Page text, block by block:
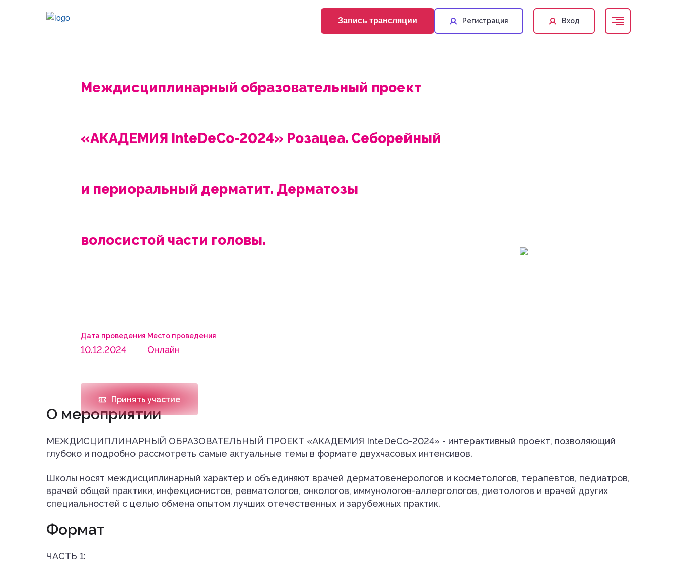
Запись трансляции Регистрация Вход
Междисциплинарный образовательный проект
«АКАДЕМИЯ InteDeCo-2024» Розацеа. Себорейный
и периоральный дерматит. Дерматозы
волосистой части головы.
Дата проведения
10.12.2024
Место проведения
Онлайн
Принять участие
О мероприятии
МЕЖДИСЦИПЛИНАРНЫЙ ОБРАЗОВАТЕЛЬНЫЙ ПРОЕКТ «АКАДЕМИЯ InteDeCo-2024» - интерактивный проект, позволяющий
глубоко и подробно рассмотреть самые актуальные темы в формате двухчасовых интенсивов.
Школы носят междисциплинарный характер и объединяют врачей дерматовенерологов и косметологов, терапевтов, педиатров,
врачей общей практики, инфекционистов, ревматологов, онкологов, иммунологов-аллергологов, диетологов и врачей других
специальностей с целью обмена опытом лучших отечественных и зарубежных практик.
Формат
ЧАСТЬ 1: